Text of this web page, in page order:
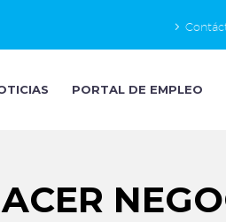
PORTAL DE EMPLEO